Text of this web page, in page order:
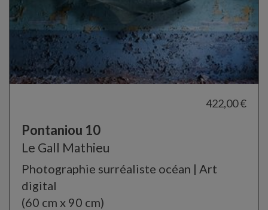
422,00 €
Pontaniou 10
Le Gall Mathieu
Photographie surréaliste océan | Art
digital
(60 cm x 90 cm)